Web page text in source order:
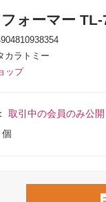
フォーマー
カラトミー
ップ
取引中の会員のみ公開
個